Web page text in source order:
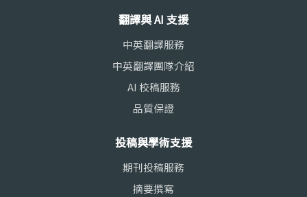
翻譯與 AI 支援
中英翻譯服務
中英翻譯團隊介紹
AI 校稿服務
品質保證
投稿與學術支援
期刊投稿服務
摘要撰寫